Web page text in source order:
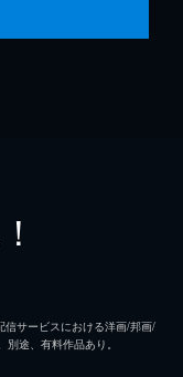
！
サービスにおける洋画/邦画/
途、有料作品あり。